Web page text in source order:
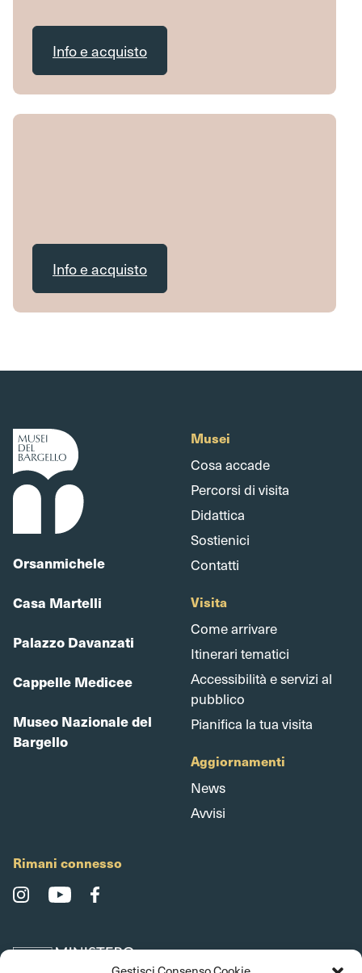
Info e acquisto
Info e acquisto
Orsanmichele
Casa Martelli
Palazzo Davanzati
Cappelle Medicee
Museo Nazionale del
Bargello
Musei
Cosa accade
Percorsi di visita
Didattica
Sostienici
Contatti
Visita
Come arrivare
Itinerari tematici
Accessibilità e servizi al
pubblico
Pianifica la tua visita
Aggiornamenti
News
Avvisi
Rimani connesso